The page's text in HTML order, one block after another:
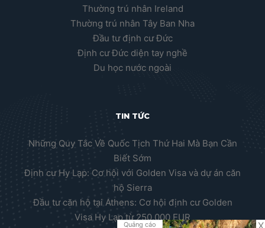
Thường trú nhân Ireland
Thường trú nhân Tây Ban Nha
Đầu tư định cư Đức
Định cư Đức diện tay nghề
Du học nước ngoài
TIN TỨC
Những Quy Tắc Về Quốc Tịch Thứ Hai Mà Bạn Cần
Biết Sớm
Định cư Hy Lạp: Cơ hội với Golden Visa và dự án căn
hộ Sierra
Đầu tư căn hộ tại Athens: Cơ hội định cư Golden
Visa Hy Lạp từ 250.000 EUR
Quảng cáo X